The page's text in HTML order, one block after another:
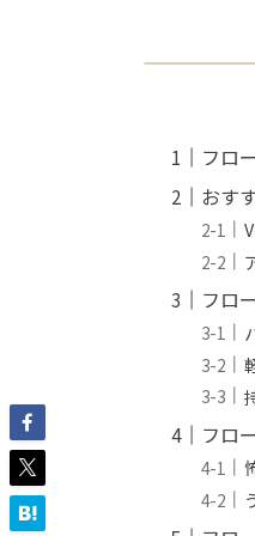
フロ
おす
フロ
フロ